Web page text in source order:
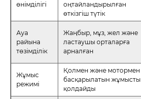
өнімділігі
оңтайландырылған
өткізгіш түтік
Ауа
райына
төзімділік
Жаңбыр, мұз, жел және
ластаушы орталарға
арналған
Жұмыс
режимі
Қолмен және мотормен
басқарылатын жұмысты
қолдайды